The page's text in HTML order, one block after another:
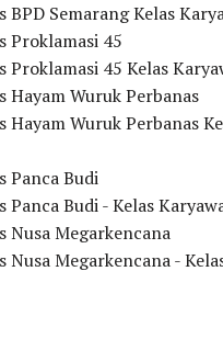
BPD Semarang Kelas
Proklamasi 45
Proklamasi 45 Kelas
Hayam Wuruk Perbanas
Hayam Wuruk Perbanas
Panca Budi
Panca Budi - Kelas
Nusa Megarkencana
Nusa Megarkencana -